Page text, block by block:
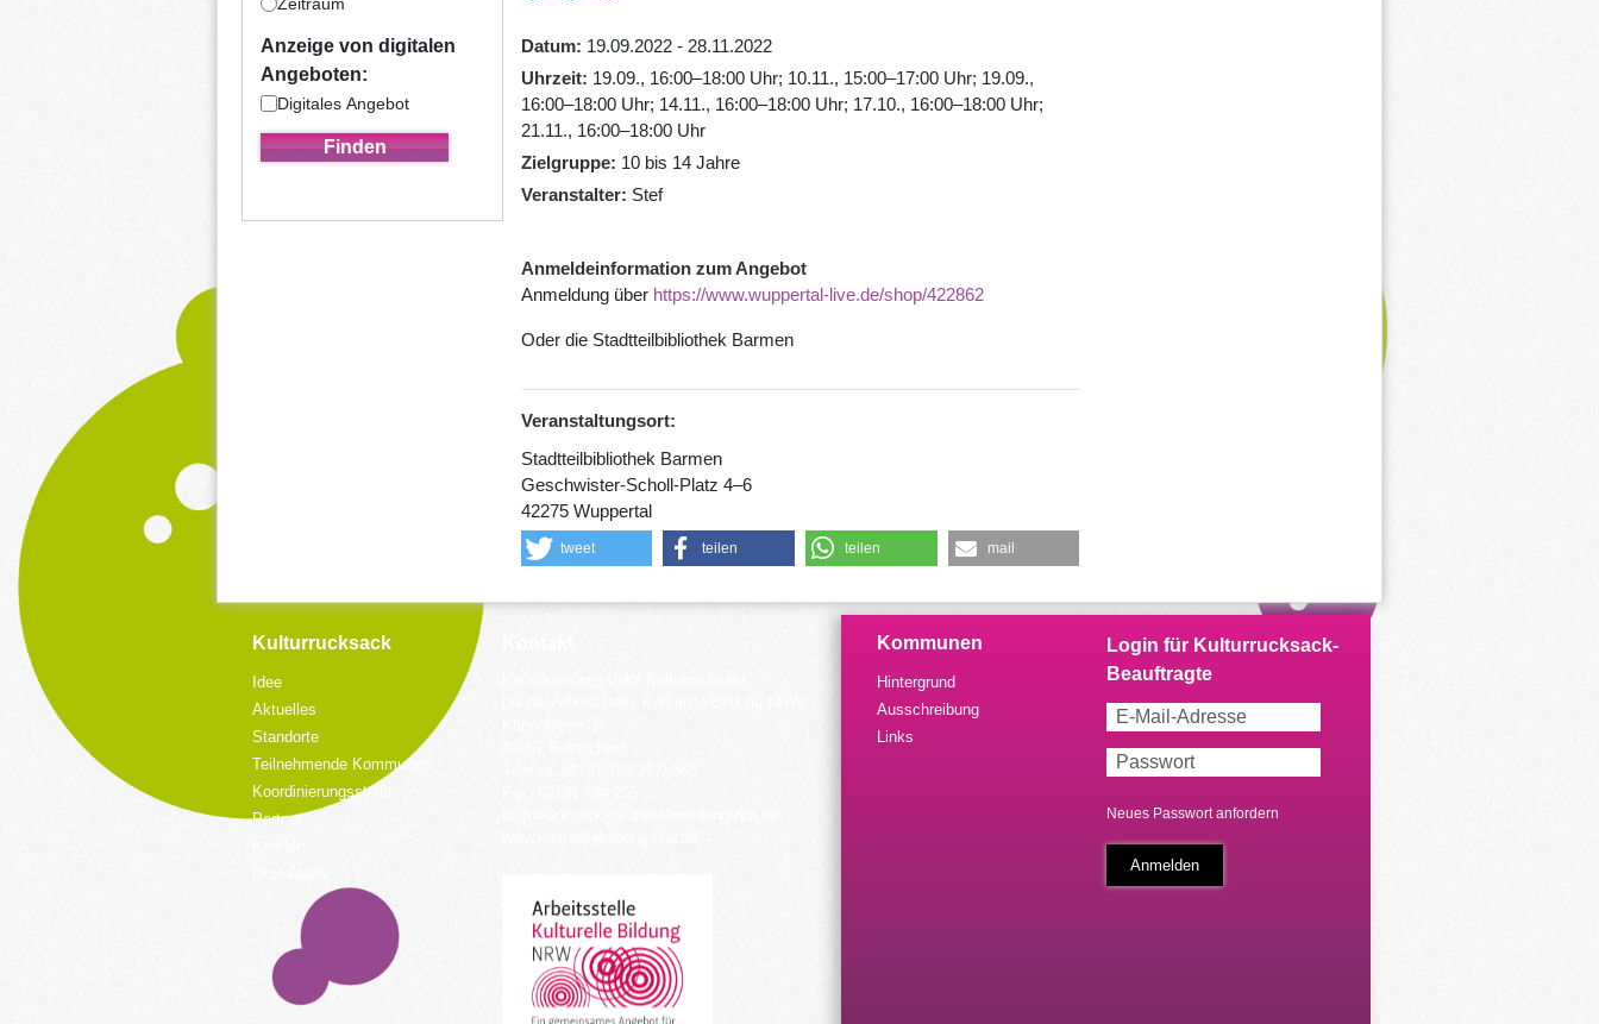
Anzeige von digitalen
Angeboten:
Digitales Angebot
Datum
19.09.2022 - 28.11.2022
Uhrzeit
19.09., 16:00–18:00 Uhr; 10.11., 15:00–17:00 Uhr; 19.09.,
16:00–18:00 Uhr; 14.11., 16:00–18:00 Uhr; 17.10., 16:00–18:00 Uhr;
21.11., 16:00–18:00 Uhr
Zielgruppe
10 bis 14 Jahre
Veranstalter
Stef
Anmeldeinformation zum Angebot
Anmeldung über https://www.wuppertal-live.de/shop/422862
Oder die Stadtteilbibliothek Barmen
Veranstaltungsort:
Stadtteilbibliothek Barmen
Geschwister-Scholl-Platz 4–6
42275 Wuppertal
tweet teilen teilen mail
Kulturrucksack
Idee
Aktuelles
Standorte
Teilnehmende Kommunen
Koordinierungsstelle
Partner
Kommunen
Hintergrund
Ausschreibung
Links
Neues Passwort anfordern